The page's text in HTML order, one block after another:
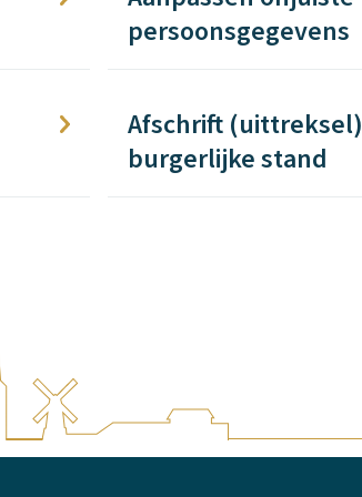
persoonsgegevens
Afschrift (uittreksel)
burgerlijke stand